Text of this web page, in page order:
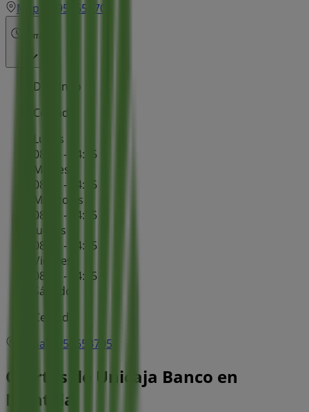
Mapa
957653705
Cerrado
Domingo
Cerrado
Lunes
08:30 - 14:15
Martes
08:30 - 14:15
Miércoles
08:30 - 14:15
Jueves
08:30 - 14:15
Viernes
08:30 - 14:15
Sábado
Cerrado
Mapa
957653705
Ofertas de Unicaja Banco en
Montilla